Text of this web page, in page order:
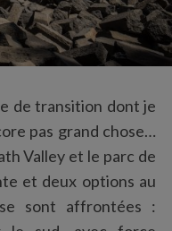
de transition dont je
pas grand chose…
Valley et le parc de
et deux options au
sont affrontées :